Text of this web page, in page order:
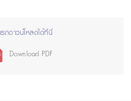
ถดาวน์โหลดได้ที่นี่
Download PDF